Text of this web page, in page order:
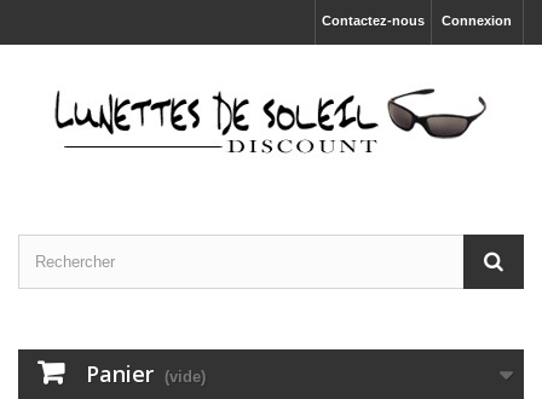
Connexion
Contactez-nous
Panier (vide)